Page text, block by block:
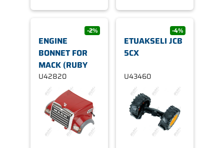
-2%
ENGINE
BONNET FOR
MACK (RUBY
U42820
-4%
ETUAKSELI JCB
5CX
U43460